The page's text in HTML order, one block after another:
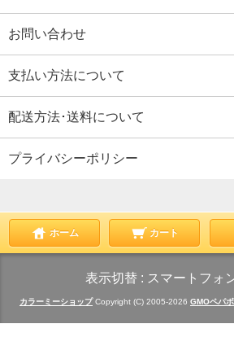
お問い合わせ
支払い方法について
配送方法･送料について
プライバシーポリシー
ホーム カート
表示切替 : スマートフォ
カラーミーショップCopyright (C) 2005-2026 GMOペパ